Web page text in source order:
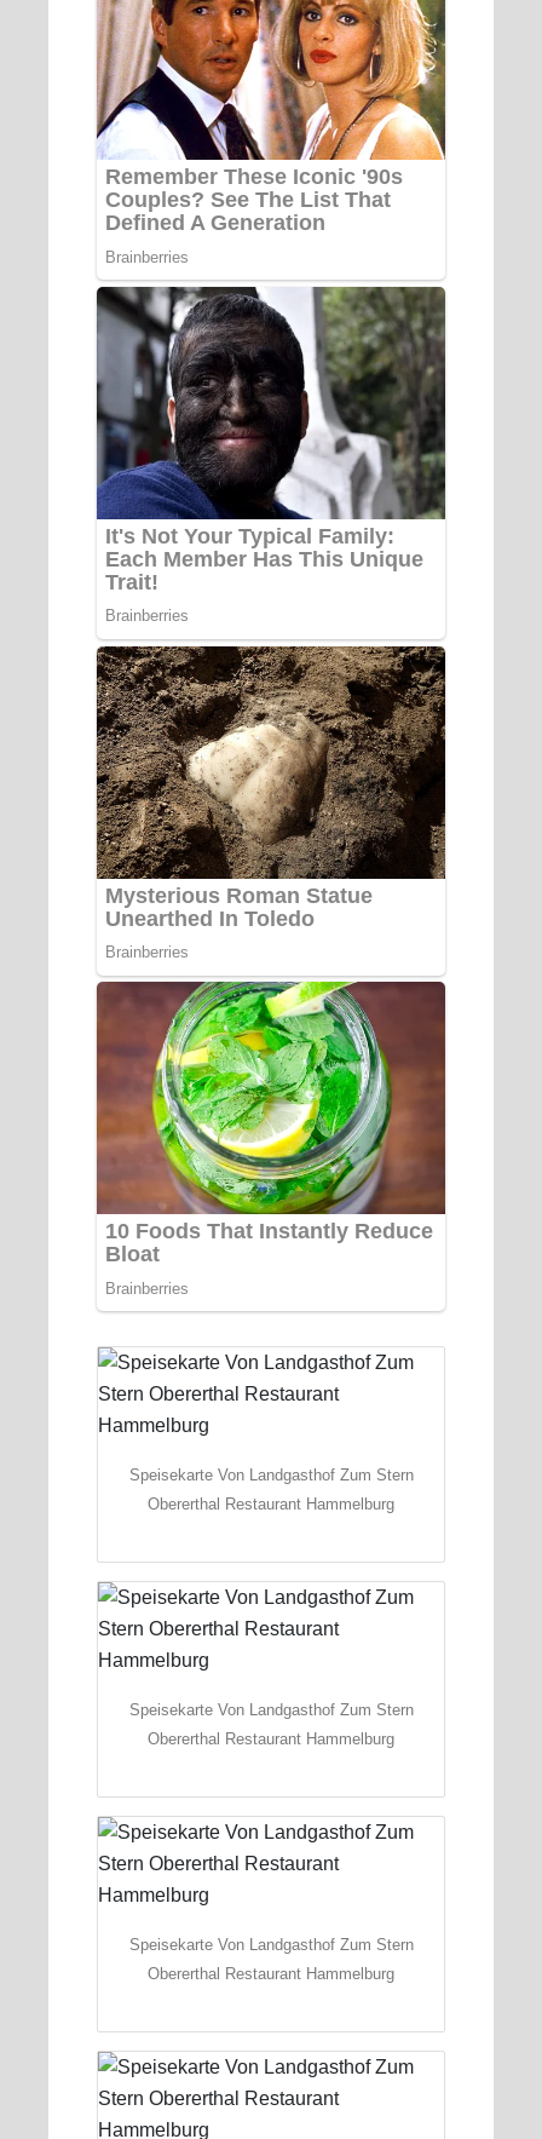
Speisekarte Von Landgasthof Zum Stern
Obererthal Restaurant Hammelburg
Speisekarte Von Landgasthof Zum Stern
Obererthal Restaurant Hammelburg
Speisekarte Von Landgasthof Zum Stern
Obererthal Restaurant Hammelburg